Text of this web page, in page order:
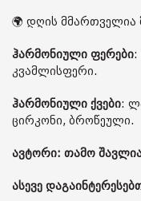
🌍 დღის მმართველია
ჰარმონიული ფერები:
კვამლისფერი.
ჰარმონიული ქვები:
ცირკონი, ბროწეული.
ავტორი: თამო
ასევე